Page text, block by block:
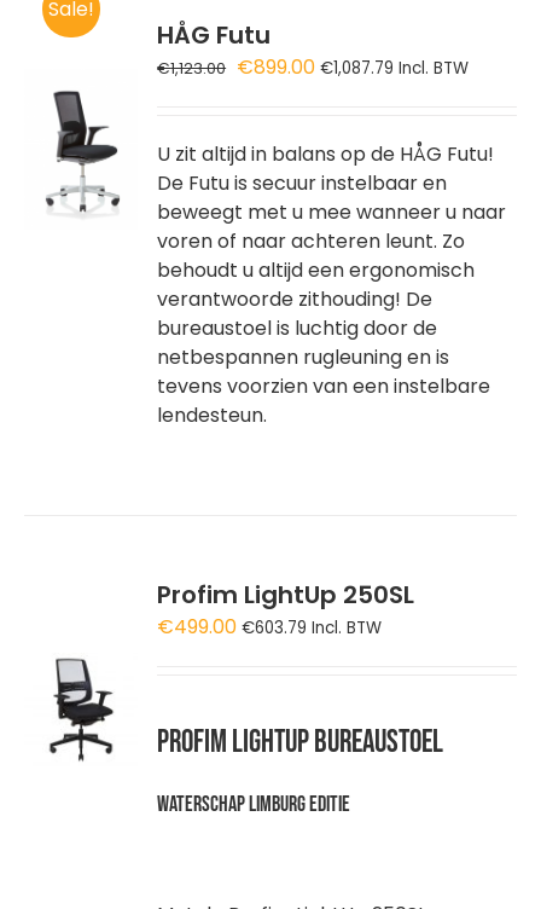
Sale!
HÅG Futu
€1,123.00 Oorspronkelijke
€1,123.00.
€899.00Huidige
€899.00.
€1,087.79 Incl. BTW
U zit altijd in balans op de HÅG Futu!
De Futu is secuur instelbaar en
beweegt met u mee wanneer u naar
voren of naar achteren leunt. Zo
behoudt u altijd een ergonomisch
verantwoorde zithouding! De
bureaustoel is luchtig door de
netbespannen rugleuning en is
tevens voorzien van een instelbare
lendesteun.
Profim LightUp 250SL
€499.00 €603.79 Incl. BTW
Profim LightUp bureaustoel
Waterschap Limburg editie